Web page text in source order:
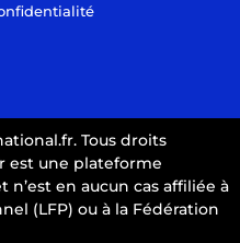
Tous droits
est une plateforme
en aucun cas affiliée à
(LFP) ou à la Fédération